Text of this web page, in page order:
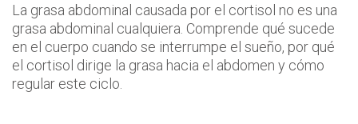
La grasa abdominal causada por el cortisol no es una
grasa abdominal cualquiera. Comprende qué sucede
en el cuerpo cuando se interrumpe el sueño, por qué
el cortisol dirige la grasa hacia el abdomen y cómo
regular este ciclo.